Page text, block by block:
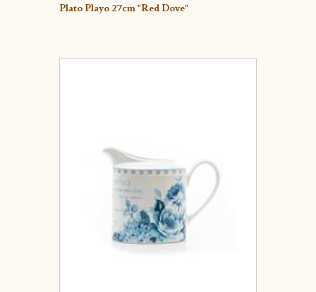
Detalle
Plato Playo 27cm "Red Dove"